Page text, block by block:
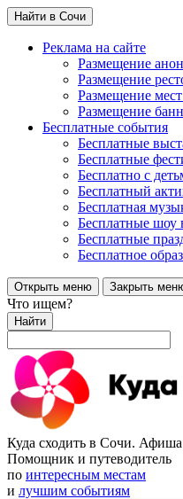
Найти в Сочи
Реклама на сайте
Размещение
Размещение
Размещение
Размещение
Бесплатные события
Бесплатные
Бесплатные
Бесплатно с
Бесплатный
Бесплатная
Бесплатные шоу
Бесплатные
Бесплатное
Открыть меню Закрыть
Что ищем?
Найти
Куда сходить в Сочи. Афиша
Помощник и путеводитель
по интересным местам
и лучшим событиям